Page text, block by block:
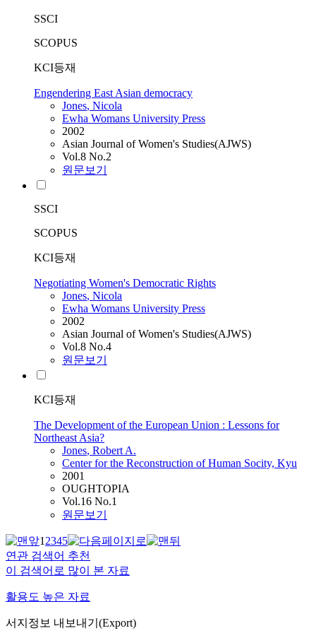
SSCI
SCOPUS
KCI등재
Engendering East Asian democracy
Jones, Nicola
Ewha Womans University Press
2002
Asian Journal of Women's Studies(AJWS)
Vol.8 No.2
원문보기
SSCI
SCOPUS
KCI등재
Negotiating Women's Democratic Rights
Jones, Nicola
Ewha Womans University Press
2002
Asian Journal of Women's Studies(AJWS)
Vol.8 No.4
원문보기
KCI등재
The Development of the European Union : Lessons for
Northeast Asia?
Jones, Robert A.
Center for the Reconstruction of Human Socity, Kyu
2001
OUGHTOPIA
Vol.16 No.1
원문보기
12345
연관 검색어 추천
이 검색어로 많이 본 자료
활용도 높은 자료
서지정보 내보내기(Export)